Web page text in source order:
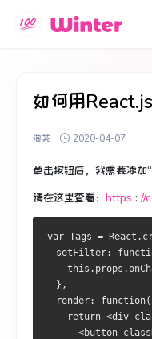
如何用
泡芙 2020-04-07
单击按钮后，我需要添加
请在这里查看： https : //
var Tags =
setFilter:
  },
render:
return <div
<button